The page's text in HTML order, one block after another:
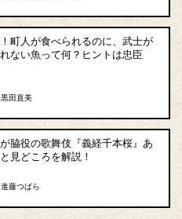
町人が食べられるのに、武士が
ない魚って何？ヒントは忠臣
黒田直美
脇役の歌舞伎『義経千本桜』あ
見どころを解説！
進藤つばら